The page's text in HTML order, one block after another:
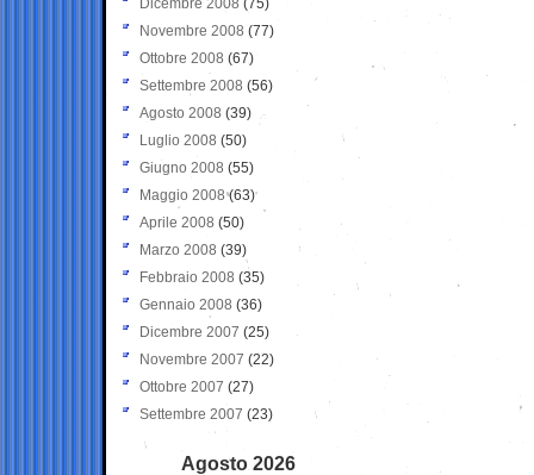
Dicembre 2008 (75)
Novembre 2008 (77)
Ottobre 2008 (67)
Settembre 2008 (56)
Agosto 2008 (39)
Luglio 2008 (50)
Giugno 2008 (55)
Maggio 2008(63)
Aprile 2008 (50)
Marzo 2008 (39)
Febbraio 2008 (35)
Gennaio 2008 (36)
Dicembre 2007 (25)
Novembre 2007 (22)
Ottobre 2007 (27)
Settembre 2007 (23)
Agosto 2026